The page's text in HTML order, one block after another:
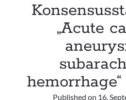
„Acute
Published on 16.